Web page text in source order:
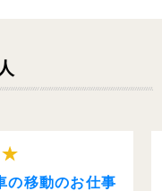
の移動のお仕事